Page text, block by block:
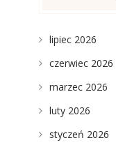
lipiec 2026
czerwiec 2026
marzec 2026
luty 2026
styczeń 2026